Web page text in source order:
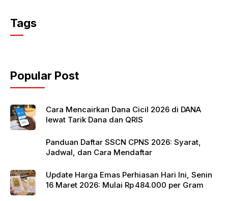
c
e
o
o
k
p
p
Tags
Popular Post
Cara Mencairkan Dana Cicil 2026 di DANA
lewat Tarik Dana dan QRIS
Panduan Daftar SSCN CPNS 2026: Syarat,
Jadwal, dan Cara Mendaftar
Update Harga Emas Perhiasan Hari Ini, Senin
16 Maret 2026: Mulai Rp 484.000 per Gram